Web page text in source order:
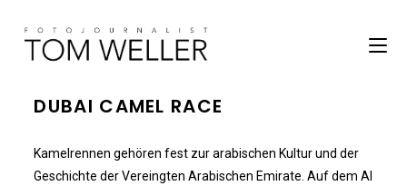
DUBAI CAMEL RACE
Kamelrennen gehören fest zur arabischen Kultur und der
Geschichte der Vereingten Arabischen Emirate. Auf dem Al